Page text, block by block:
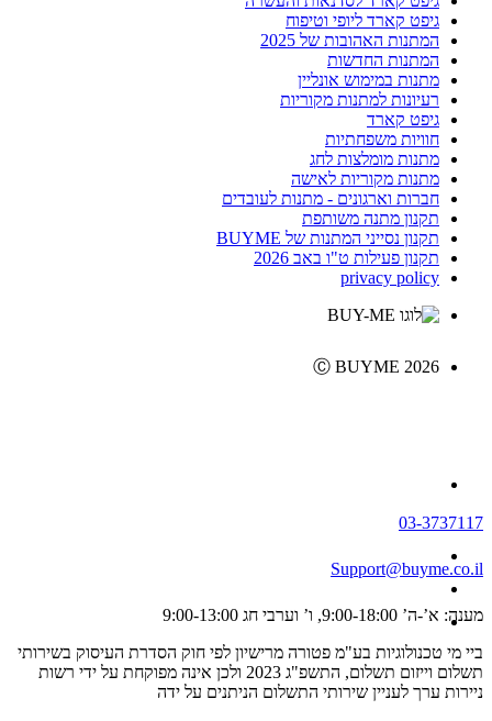
גיפט קארד ליופי וטיפוח
המתנות האהובות של 2025
המתנות החדשות
מתנות במימוש אונליין
רעיונות למתנות מקוריות
גיפט קארד
חוויות משפחתיות
מתנות מומלצות לחג
מתנות מקוריות לאישה
חברות וארגונים - מתנות לעובדים
תקנון מתנה משותפת
תקנון נסייני המתנות של BUYME
תקנון פעילות ט"ו באב 2026
privacy policy
Ⓒ BUYME 2026
03-3737117
Support@buyme.co.il
מענה: א’-ה’ 9:00-18:00, ו’ וערבי חג 9:00-13:00
ביי מי טכנולוגיות בע"מ פטורה מרישיון לפי חוק הסדרת העיסוק בשירותי
תשלום וייזום תשלום, התשפ"ג 2023 ולכן אינה מפוקחת על ידי רשות
ניירות ערך לעניין שירותי התשלום הניתנים על ידה